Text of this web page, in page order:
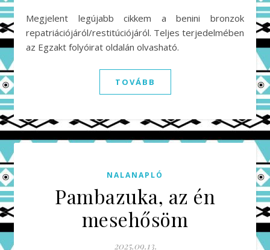
Megjelent legújabb cikkem a benini bronzok
repatriációjáról/restitúciójáról. Teljes terjedelmében
az Egzakt folyóirat oldalán olvasható.
TOVÁBB
NALANAPLÓ
Pambazuka, az én
mesehősöm
2025.09.13.